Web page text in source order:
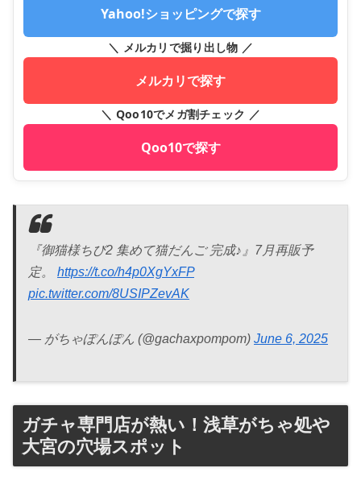
Yahoo!ショッピングで探す
＼ メルカリで掘り出し物 ／
メルカリで探す
＼ Qoo10でメガ割チェック ／
Qoo10で探す
『御猫様ちび2 集めて猫だんご 完成♪』7月再販予
定。 https://t.co/h4p0XgYxFP
pic.twitter.com/8USIPZevAK
— がちゃぽんぽん (@gachaxpompom) June 6, 2025
ガチャ専門店が熱い！浅草がちゃ処や
大宮の穴場スポット